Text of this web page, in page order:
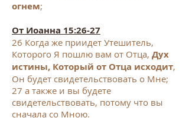
огнем;
От Иоанна 15:26-27
26 Когда же приидет Утешитель,
Которого Я пошлю вам от Отца, Дух
истины, Который от Отца исходит,
Он будет свидетельствовать о Мне;
27 а также и вы будете
свидетельствовать, потому что вы
сначала со Мною.